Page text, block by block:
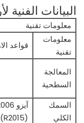
البيانات
معلومات تقنية
معلومات
تقنية
قواعد
المعالجة
السطحية
السمك
الكلي
(R2015)